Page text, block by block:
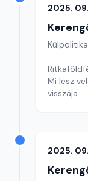
2025.
Mi lesz
visszája
2025. 09.